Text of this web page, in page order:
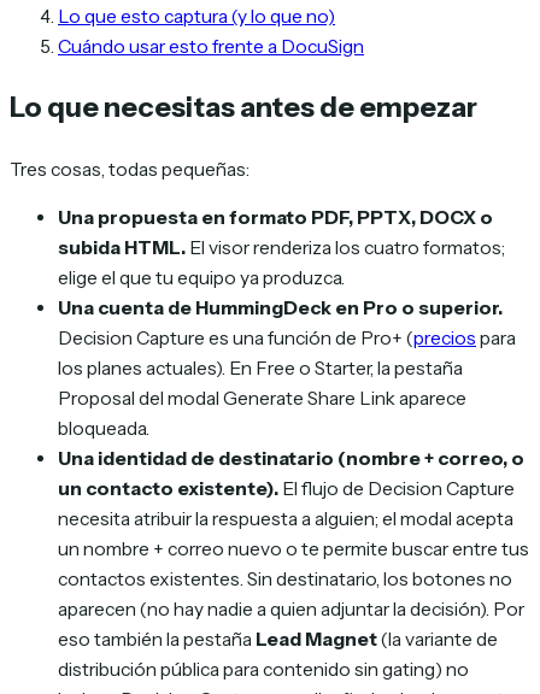
Lo que esto captura (y lo que no)
Cuándo usar esto frente a DocuSign
Lo que necesitas antes de empezar
Tres cosas, todas pequeñas:
Una propuesta en formato PDF, PPTX, DOCX o
subida HTML. El visor renderiza los cuatro formatos;
elige el que tu equipo ya produzca.
Una cuenta de HummingDeck en Pro o superior.
Decision Capture es una función de Pro+ (precios para
los planes actuales). En Free o Starter, la pestaña
Proposal del modal Generate Share Link aparece
bloqueada.
Una identidad de destinatario (nombre + correo, o
un contacto existente). El flujo de Decision Capture
necesita atribuir la respuesta a alguien; el modal acepta
un nombre + correo nuevo o te permite buscar entre tus
contactos existentes. Sin destinatario, los botones no
aparecen (no hay nadie a quien adjuntar la decisión). Por
eso también la pestaña Lead Magnet(la variante de
distribución pública para contenido sin gating) no